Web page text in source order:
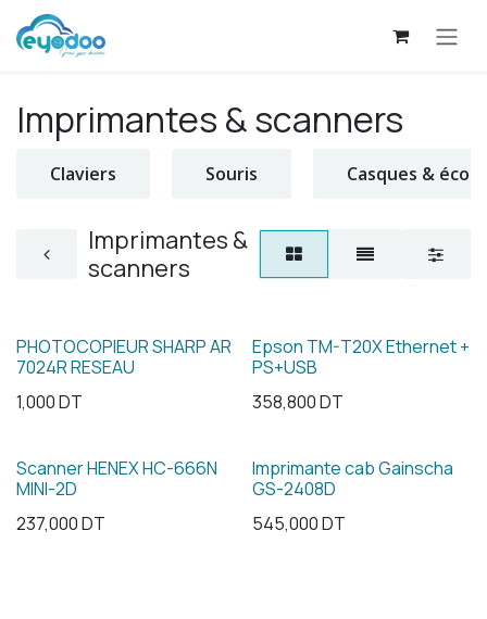
Se rendre au contenu
Imprimantes & scanners
Claviers Souris Casques &
Imprimantes &
scanners
PHOTOCOPIEUR SHARP AR
7024R RESEAU
1,000DT
Epson TM-T20X Ethernet +
PS+USB
358,800DT
Scanner HENEX HC-666N
MINI-2D
237,000DT
Imprimante cab Gainscha
GS-2408D
545,000DT